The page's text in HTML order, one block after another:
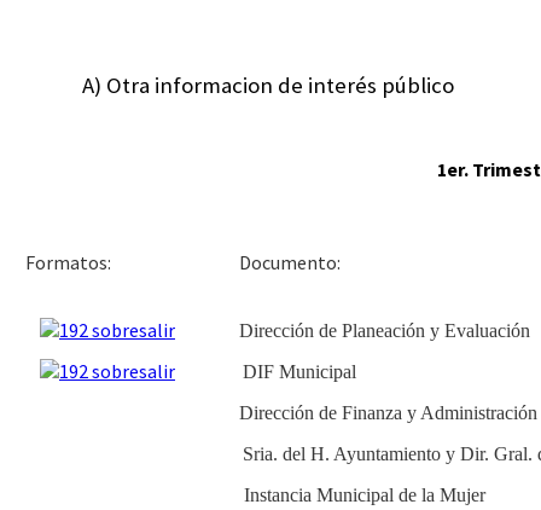
A) Otra informacion de interés público
1er.
Formatos:
Dirección de Planeación y Evaluación
DIF Municipal
Dirección de Finanza y Administración
Sria. del H. Ayuntamiento y Dir. Gral.
Instancia Municipal de la Mujer